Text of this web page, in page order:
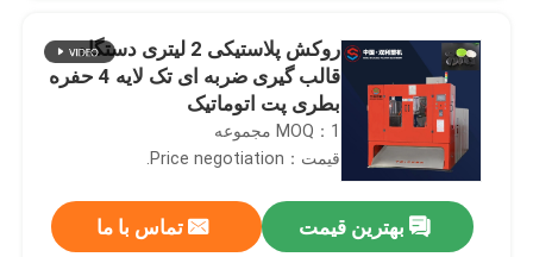
روکش پلاستیکی 2 لیتری دستگاه
قالب گیری ضربه ای تک لایه 4 حفره
بطری پت اتوماتیک
MOQ：1 مجموعه
قیمت：Price negotiation.
بهترین قیمت تماس با ما